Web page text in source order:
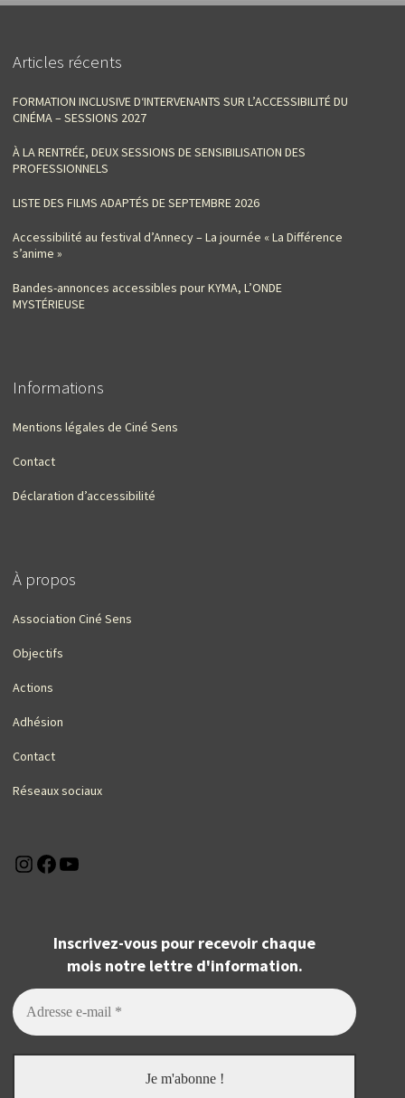
Articles récents
FORMATION INCLUSIVE D‘INTERVENANTS SUR L’ACCESSIBILITÉ DU
CINÉMA – SESSIONS 2027
À LA RENTRÉE, DEUX SESSIONS DE SENSIBILISATION DES
PROFESSIONNELS
LISTE DES FILMS ADAPTÉS DE SEPTEMBRE 2026
Accessibilité au festival d’Annecy – La journée « La Différence
s’anime »
Bandes-annonces accessibles pour KYMA, L’ONDE
MYSTÉRIEUSE
Informations
Mentions légales de Ciné Sens
Contact
Déclaration d’accessibilité
À propos
Association Ciné Sens
Objectifs
Actions
Adhésion
Contact
Réseaux sociaux
Instagram
Facebook
Inscrivez-vous pour recevoir chaque
mois notre lettre d'information.